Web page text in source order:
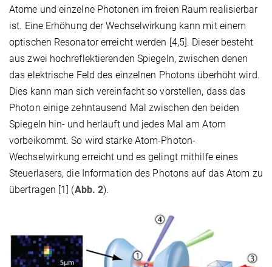
Atome und einzelne Photonen im freien Raum realisierbar
ist. Eine Erhöhung der Wechselwirkung kann mit einem
optischen Resonator erreicht werden [4,5]. Dieser besteht
aus zwei hochreflektierenden Spiegeln, zwischen denen
das elektrische Feld des einzelnen Photons überhöht wird.
Dies kann man sich vereinfacht so vorstellen, dass das
Photon einige zehntausend Mal zwischen den beiden
Spiegeln hin- und herläuft und jedes Mal am Atom
vorbeikommt. So wird starke Atom-Photon-
Wechselwirkung erreicht und es gelingt mithilfe eines
Steuerlasers, die Information des Photons auf das Atom zu
übertragen [1] (Abb. 2).